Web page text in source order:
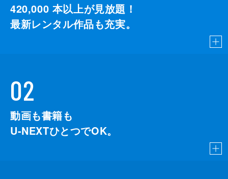
420,000 本以上が見放題！
最新レンタル作品も充実。
02
動画も書籍も
U-NEXTひとつでOK。